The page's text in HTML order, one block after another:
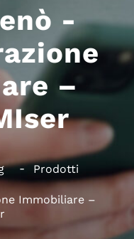
-
–
Prodotti
Immobiliare –